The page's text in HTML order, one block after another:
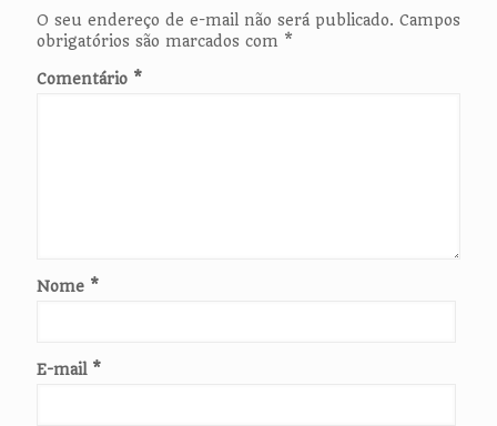
O seu endereço de e-mail não será publicado. Campos
obrigatórios são marcados com *
Comentário *
Nome *
E-mail *